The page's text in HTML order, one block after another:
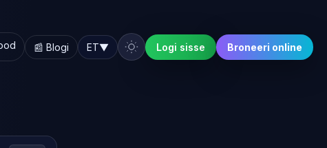
📰 Blogi ET▼ Logi sisse Broneeri online